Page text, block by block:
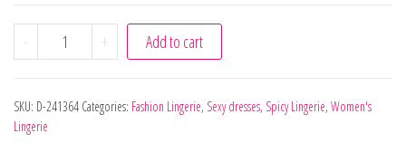
- SUBBLIME - 952150 CURTO SEM MANGAS FISHNET
+ Add to cart
SKU: D-241364 Categories: Fashion Lingerie, Sexy dresses, Spicy Lingerie, Women's
Lingerie